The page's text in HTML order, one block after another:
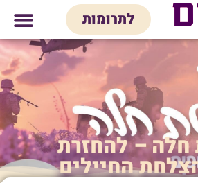
לתרומות
– להחזרת
החיילים